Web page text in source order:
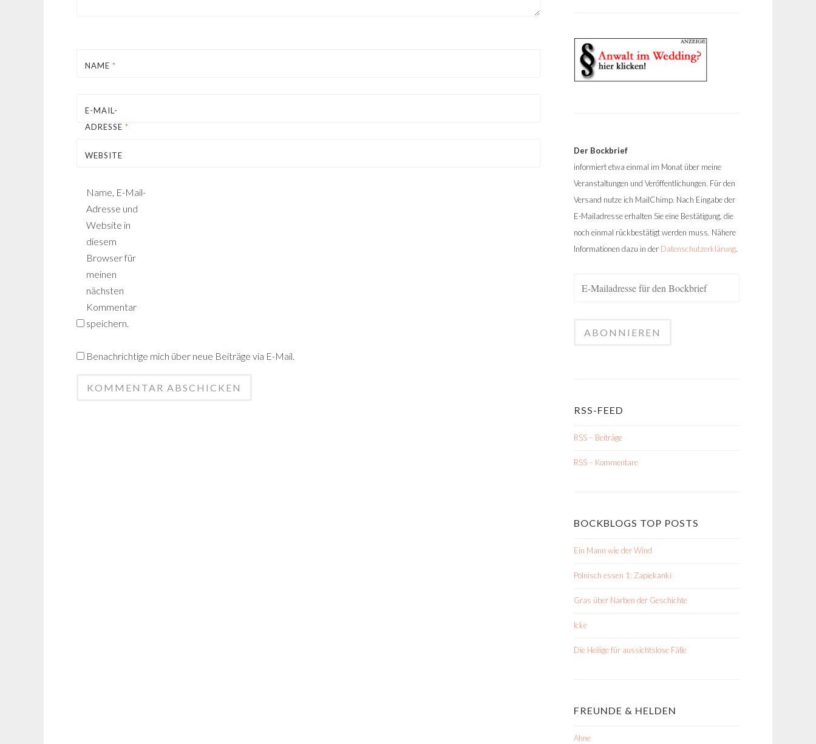
NAME *
E-MAIL-
ADRESSE *
WEBSITE
Name, E-Mail-
Adresse und
Website in
diesem
Browser für
meinen
nächsten
Kommentar
speichern.
Benachrichtige mich über neue Beiträge via E-Mail.
Der Bockbrief
informiert etwa einmal im Monat über meine
Veranstaltungen und Veröffentlichungen. Für den
Versand nutze ich MailChimp. Nach Eingabe der
E-Mailadresse erhalten Sie eine Bestätigung, die
noch einmal rückbestätigt werden muss. Nähere
Informationen dazu in der Datenschutzerklärung.
RSS-FEED
RSS – Beiträge
RSS – Kommentare
BOCKBLOGS TOP POSTS
Ein Mann wie der Wind
Polnisch essen 1: Zapiekanki
Gras über Narben der Geschichte
Icke
Die Heilige für aussichtslose Fälle
FREUNDE & HELDEN
Ahne